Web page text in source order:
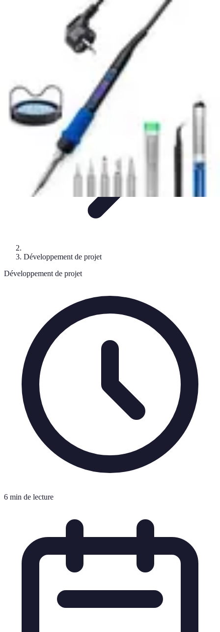
Qualité de CodeDéveloppement MobileLangages de
Tendances
Tutoriel Programmation
Développement de projet
Développement de projet
6 min de lecture